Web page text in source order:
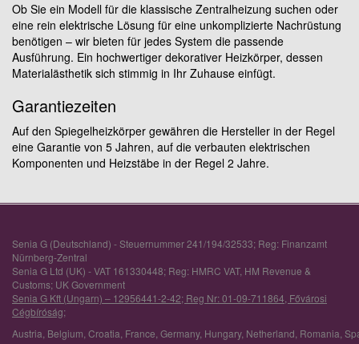
Ob Sie ein Modell für die klassische Zentralheizung suchen oder
eine rein elektrische Lösung für eine unkomplizierte Nachrüstung
benötigen – wir bieten für jedes System die passende
Ausführung. Ein hochwertiger dekorativer Heizkörper, dessen
Materialästhetik sich stimmig in Ihr Zuhause einfügt.
Garantiezeiten
Auf den Spiegelheizkörper gewähren die Hersteller in der Regel
eine Garantie von 5 Jahren, auf die verbauten elektrischen
Komponenten und Heizstäbe in der Regel 2 Jahre.
Senia G (Deutschland) - Steuernummer 241/194/32533; Reg: Finanzamt
Nürnberg-Zentral
Senia G Ltd (UK) - VAT 161330448; Reg: HMRC VAT, HM Revenue &
Customs; UK Government
Senia G Kft (Ungarn) – 12956441-2-42; Reg Nr: 01-09-711864, Fővárosi
Cégbíróság;
Austria Belgium Croatia France Germany, Hungary, Netherland Romania